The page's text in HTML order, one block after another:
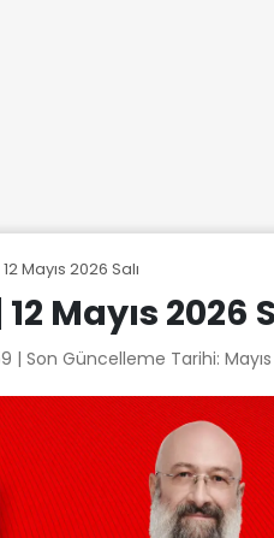
Mayıs 2026 Salı
Mayıs 2026
| Son Güncelleme Tarihi: